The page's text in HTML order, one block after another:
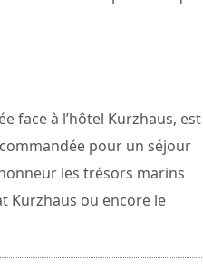
face à l’hôtel Kurzhaus, est
pour un séjour
les trésors marins
Kurzhaus ou encore le